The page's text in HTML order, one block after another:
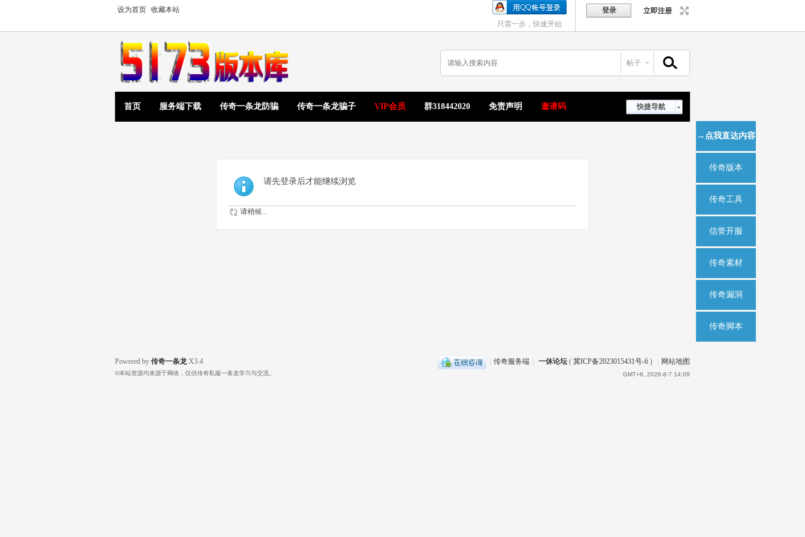
设为首页 收藏本站 登录
立即注册
只需一步，快速开始
帖子
快捷导航
首页 服务端下载 传奇一条龙防骗 传奇一条龙骗子 VIP会员 群318442020 免责声明 邀请码
请先登录后才能继续浏览
请稍候...
传奇服务端 一休论坛 ( 冀ICP备2023015431号-6 ) 网站地图
GMT+8, 2026-8-7 14:09
Powered by 传奇一条龙 X3.4
©本站资源均来源于网络，仅供传奇私服一条龙学习与交流。
→点我直达内容
传奇版本
传奇工具
信誉开服
传奇素材
传奇漏洞
传奇脚本